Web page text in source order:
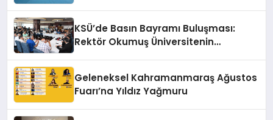
KSÜ’de Basın Bayramı Buluşması:
Rektör Okumuş Üniversitenin
Geleneksel Kahramanmaraş Ağustos
Fuarı’na Yıldız Yağmuru